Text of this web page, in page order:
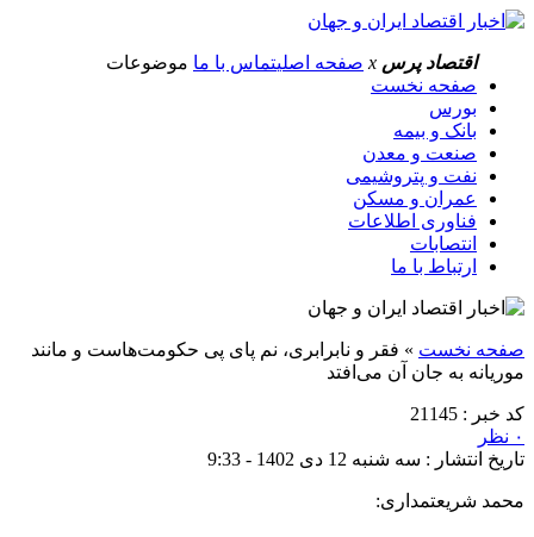
اقتصاد پرس x صفحه اصلیتماس با ما موضوعات
صفحه نخست
بورس
بانک و بیمه
صنعت و معدن
نفت و پتروشیمی
عمران و مسکن
فناوری اطلاعات
انتصابات
ارتباط با ما
صفحه نخست » فقر و نابرابری، نم پای پی حکومت‌هاست و مانند
موریانه به جان آن می‌افتد
کد خبر : 21145
۰ نظر
تاریخ انتشار : سه شنبه 12 دی 1402 - 9:33
محمد شریعتمداری: